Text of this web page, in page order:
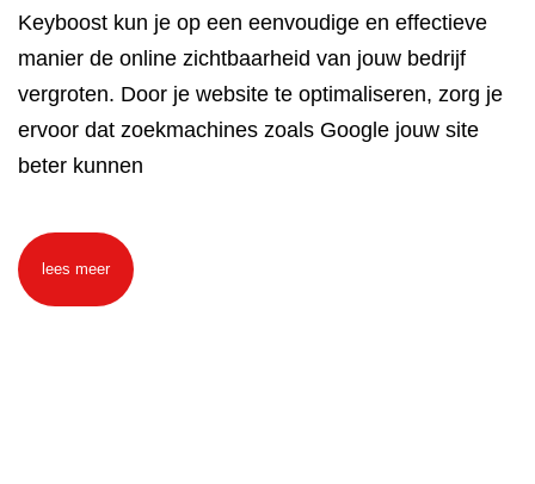
Keyboost kun je op een eenvoudige en effectieve
manier de online zichtbaarheid van jouw bedrijf
vergroten. Door je website te optimaliseren, zorg je
ervoor dat zoekmachines zoals Google jouw site
beter kunnen
lees meer